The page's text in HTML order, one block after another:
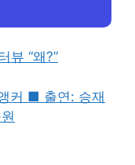
뷰 “왜?”
커 ■ 출연: 승재